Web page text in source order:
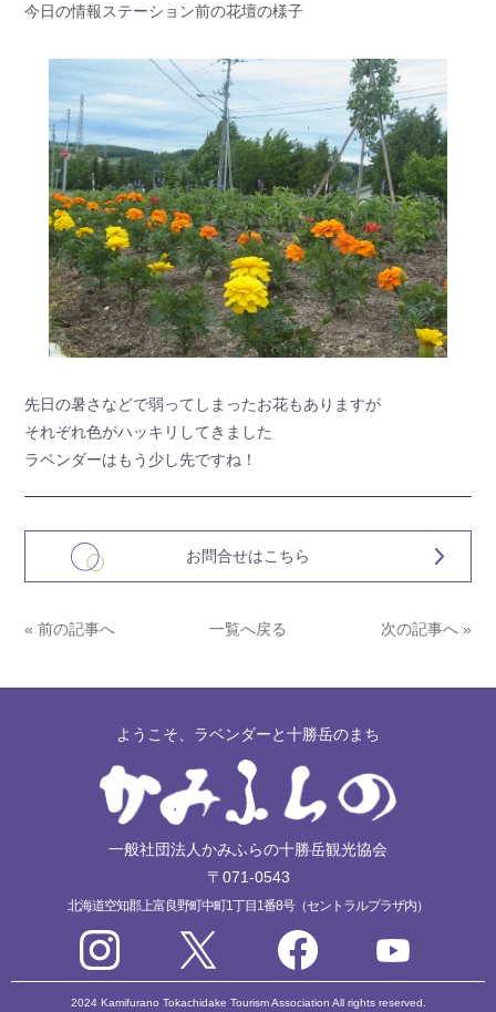
今日の情報ステーション前の花壇の様子
先日の暑さなどで弱ってしまったお花もありますが
それぞれ色がハッキリしてきました
ラベンダーはもう少し先ですね！
お問合せはこちら
« 前の記事へ 一覧へ戻る 次の記事へ »
ようこそ、ラベンダーと十勝岳のまち
一般社団法人かみふらの十勝岳観光協会
〒071-0543
北海道空知郡上富良野町中町1丁目1番8号（セントラルプラザ内）
2024 Kamifurano Tokachidake Tourism Association All rights reserved.